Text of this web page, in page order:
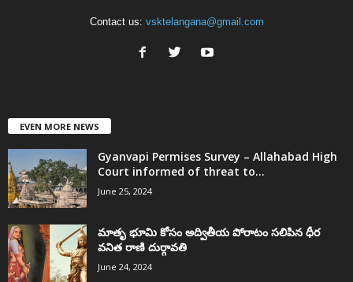
Contact us: vsktelangana@gmail.com
EVEN MORE NEWS
Gyanvapi Permises Survey – Allahabad High
Court informed of threat to...
June 25, 2024
మాతృ భూమి కోసం అద్వితీయ పోరాటం సలిపిన ధీర
వనిత రాణి దుర్గావతి
June 24, 2024